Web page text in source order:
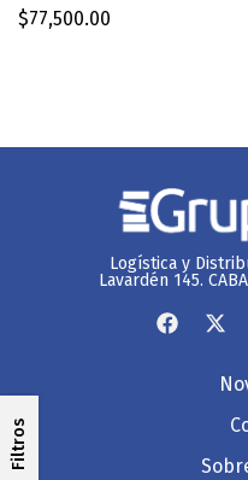
Filtros
$77,500.00
Logística y
Lavardén 145.